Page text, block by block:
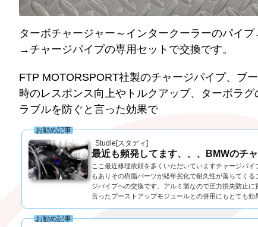
ターボチャージャー～インタークーラーのパイ
→チャージパイプの専用セットで交換です。
FTP MOTORSPORT社製のチャージパイプ、ブ
時のレスポンス向上やトルクアップ、ターボラ
ラブルを防ぐと言った効果で
Studie[スタディ]
お勧め記事
最近も頻発してます、、、BMWのチ
ここ最近修理依頼を多くいただいていますチャージパ
もありその樹脂パーツが経年劣化で耐久性が落ちてく
ジパイプへの交換です。アルミ製なので圧力損失防止
言ったブーストアップモジュールとの併用にもとても効
お勧め記事